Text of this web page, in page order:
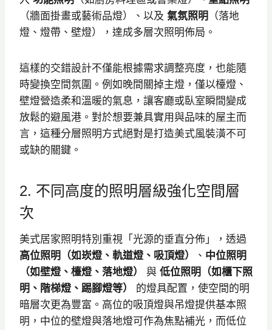
（牆面掛畫或藝術品燈）、以及 氣氛照明 （落地
燈、燈帶、壁燈），達成多層次照明佈局。
這樣的交錯設計不僅能根據需求調整亮度，也能隨
時變換空間氛圍。例如晚間關掉主燈，僅以檯燈、
壁燈營造柔和溫暖的氣息，讓客廳或臥室瞬間變成
放鬆的避風港。對於想要兼具實用與品味的屋主而
言，這種分層照明方式絕對是打造美式風裝潢不可
或缺的關鍵。
2. 不同高度的照明層級強化空間層
次
美式居家照明特別重視「光源的垂直分佈」，透過
高位照明（如崁燈、軌道燈、吸頂燈）
、 中位照明
（如壁燈、檯燈、落地燈）
與 低位照明 （如櫃下照
明、階梯燈、踢腳燈等）
的燈具配置，使空間的明
暗層次更為豐富。高位的吸頂燈與吊燈提供基本照
明，中位的壁燈與落地燈可作為焦點補光，而低位